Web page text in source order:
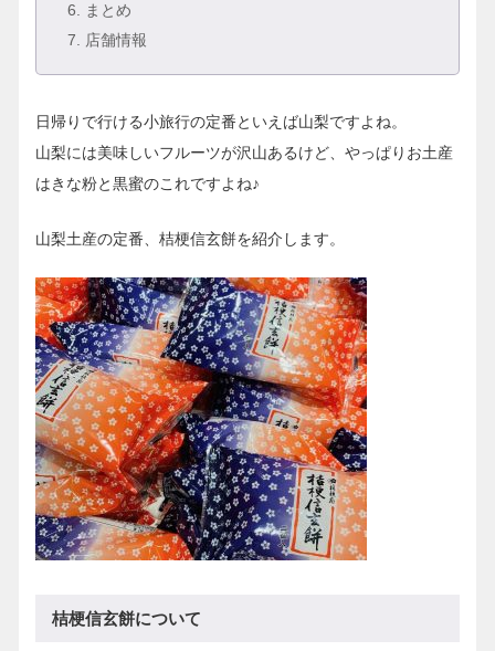
6 . まとめ
7 . 店舗情報
日帰りで行ける小旅行の定番といえば山梨ですよね。
山梨には美味しいフルーツが沢山あるけど、やっぱりお土産
はきな粉と黒蜜のこれですよね♪
山梨土産の定番、桔梗信玄餅を紹介します。
桔梗信玄餅について